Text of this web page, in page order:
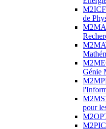
de
Génie
pour